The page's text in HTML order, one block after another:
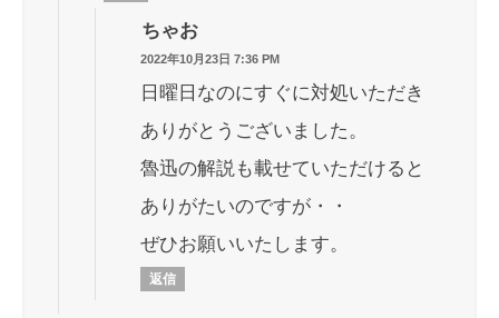
ちゃお
2022年10月23日 7:36 PM
日曜日なのにすぐに対処いただき
ありがとうございました。
魯迅の解説も載せていただけると
ありがたいのですが・・
ぜひお願いいたします。
返信